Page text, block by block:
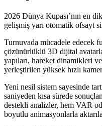
2026 Dünya Kupası’nın en
gelişmiş yarı otomatik ofsayt
Turnuvada mücadele edecek
çözünürlüklü 3D dijital
yapıları, hareket dinamikleri
yerleştirilen yüksek hızlı
Yeni nesil sistem sayesinde
saniyeden kısa sürede
destekli analizler, hem VAR
boyutlu animasyonlarla